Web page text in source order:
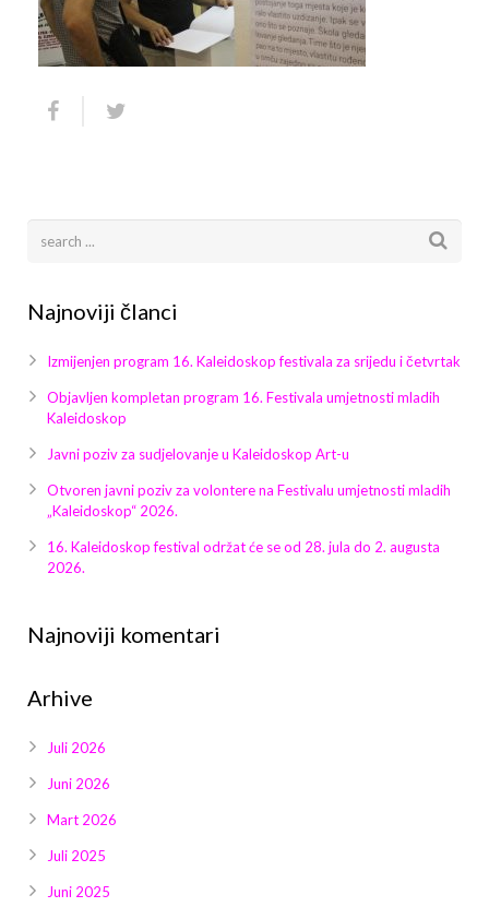
Video 2011
Video 2015
Video 2018
Galerija 2010
Galerija 2014
Galerija 2017
Galerija 2018
Galerija 2019
Galerija 2022
Galerija 2024
Galerija 2025
Arhiva
Najnoviji članci
Izmijenjen program 16. Kaleidoskop festivala za srijedu i četvrtak
Objavljen kompletan program 16. Festivala umjetnosti mladih
Kaleidoskop
Javni poziv za sudjelovanje u Kaleidoskop Art-u
Otvoren javni poziv za volontere na Festivalu umjetnosti mladih
„Kaleidoskop“ 2026.
16. Kaleidoskop festival održat će se od 28. jula do 2. augusta
2026.
Najnoviji komentari
Arhive
Juli 2026
Juni 2026
Mart 2026
Juli 2025
Juni 2025